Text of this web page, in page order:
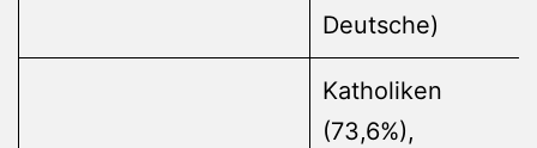
Deutsche)
Katholiken
(73,6%),